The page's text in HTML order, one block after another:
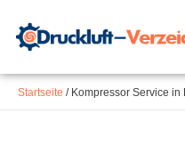
springen
Inhalt
Startseite / Kompressor Service in